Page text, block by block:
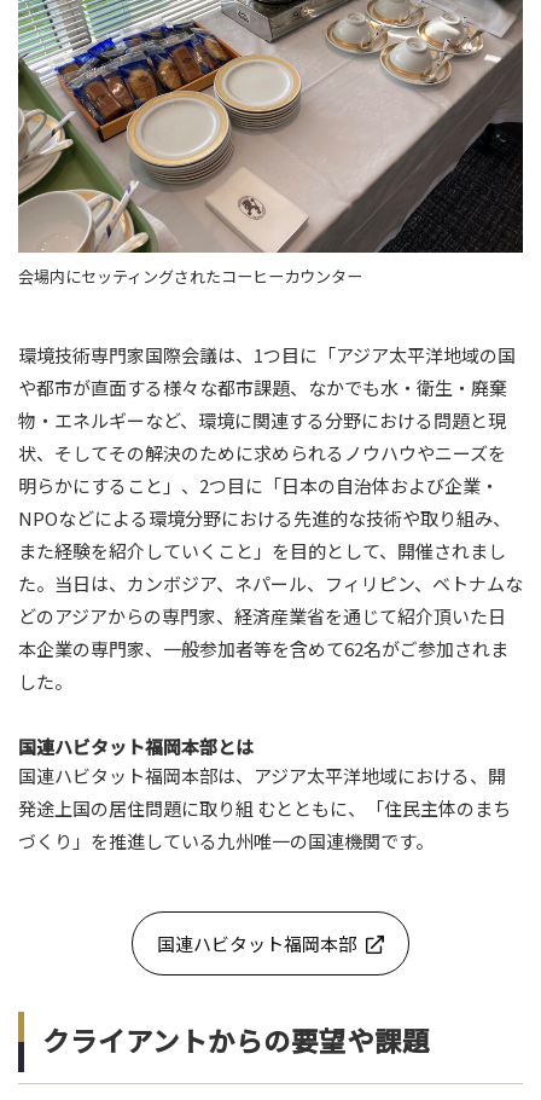
会場内にセッティングされたコーヒーカウンター
環境技術専門家国際会議は、1つ目に「アジア太平洋地域の国
や都市が直面する様々な都市課題、なかでも水・衛生・廃棄
物・エネルギーなど、環境に関連する分野における問題と現
状、そしてその解決のために求められるノウハウやニーズを
明らかにすること」、2つ目に「日本の自治体および企業・
NPOなどによる環境分野における先進的な技術や取り組み、
また経験を紹介していくこと」を目的として、開催されまし
た。当日は、カンボジア、ネパール、フィリピン、ベトナムな
どのアジアからの専門家、経済産業省を通じて紹介頂いた日
本企業の専門家、一般参加者等を含めて62名がご参加されま
した。
国連ハビタット福岡本部とは
国連ハビタット福岡本部は、アジア太平洋地域における、開
発途上国の居住問題に取り組 むとともに、「住民主体のまち
づくり」を推進している九州唯一の国連機関です。
国連ハビタット福岡本部
クライアントからの要望や課題